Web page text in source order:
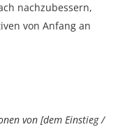
nachzubessern,
von Anfang an
von [dem Einstieg /